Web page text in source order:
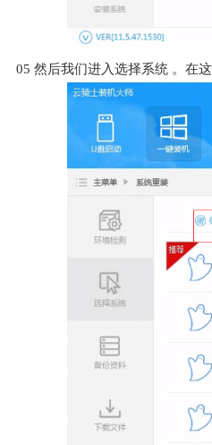
05 然后我们进入选择系统 。在